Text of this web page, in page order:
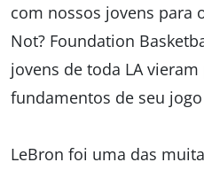
com nossos jovens para
Not? Foundation
jovens de toda LA
fundamentos de seu jogo
LeBron foi uma das